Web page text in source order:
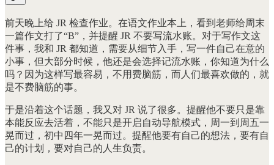
前天晚上给 JR 检查作业。在语文作业本上，看到老师给周末
一篇作文打了“B”，并提醒 JR 不要写流水账。对于写作文这
件事，我和 JR 都知道，需要从细节入手，写一件自己在意的
小事，但大部分时候，他还是会选择记流水账，你知道为什么
吗？因为这样写最容易，不用费脑筋，而人们最喜欢做的，就
是不费脑筋的事。
于是沿着这个话题，我又对 JR 说了很多。提醒他不要只是靠
本能反应去活着，不能只是开启自动导航模式，周一到周五一
晃而过，初中四年一晃而过。提醒他要有自己的想法，要有自
己的计划，要对自己的人生负责。